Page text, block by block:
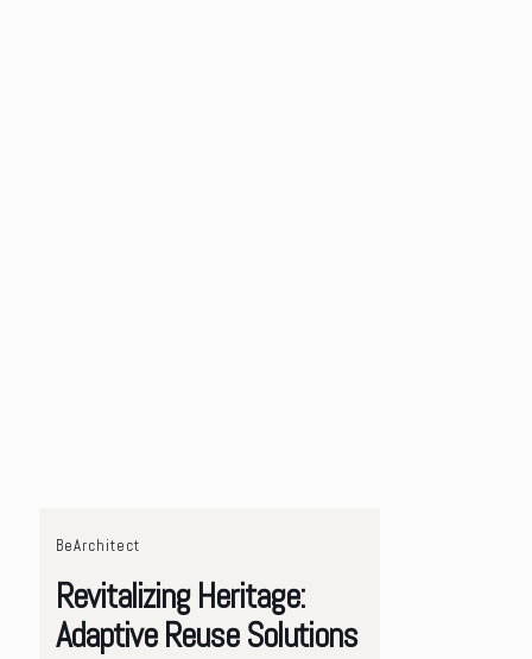
BeArchitect
Revitalizing Heritage:
Adaptive Reuse Solutions